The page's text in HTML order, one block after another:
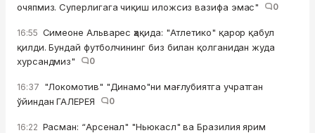
очяпмиз. Суперлигага чиқиш иложсиз вазифа эмас"
0
16:55 Симеоне Альварес ҳақида: "Атлетико" қарор қабул
қилди. Бундай футболчининг биз билан қолганидан жуда
хурсандмиз"
0
16:37 "Локомотив" "Динамо"ни мағлубиятга учратган
ўйиндан ГАЛЕРЕЯ
0
16:22 Расман: “Арсенал" "Ньюкасл" ва Бразилия ярим